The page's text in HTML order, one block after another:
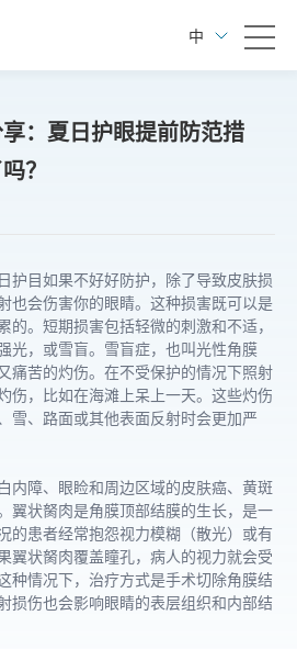
中
：夏日护眼提前防范措
？
护目如果不好好防护，除了导致皮肤损
也会伤害你的眼睛。这种损害既可以是
的。短期损害包括轻微的刺激和不适，
光，或雪盲。雪盲症，也叫光性角膜
痛苦的灼伤。在不受保护的情况下照射
伤，比如在海滩上呆上一天。这些灼伤
雪、路面或其他表面反射时会更加严
内障、眼睑和周边区域的皮肤癌、黄斑
翼状胬肉是角膜顶部结膜的生长，是一
的患者经常抱怨视力模糊（散光）或有
翼状胬肉覆盖瞳孔，病人的视力就会受
种情况下，治疗方式是手术切除角膜结
损伤也会影响眼睛的表层组织和内部结